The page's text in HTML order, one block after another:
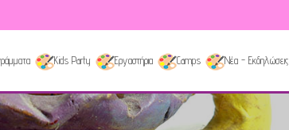
Kids Party Εργαστήρια Camps Νέα - Εκδηλώσεις